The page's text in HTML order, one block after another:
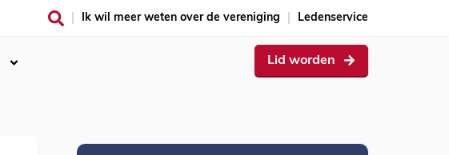
Ik wil meer weten over de vereniging Ledenservice
Lid worden